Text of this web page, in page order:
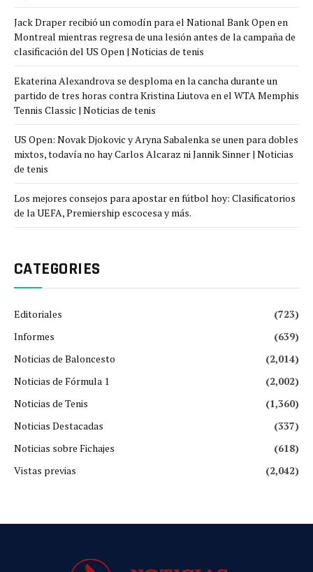
Jack Draper recibió un comodín para el National Bank Open en
Montreal mientras regresa de una lesión antes de la campaña de
clasificación del US Open | Noticias de tenis
Ekaterina Alexandrova se desploma en la cancha durante un
partido de tres horas contra Kristina Liutova en el WTA Memphis
Tennis Classic | Noticias de tenis
US Open: Novak Djokovic y Aryna Sabalenka se unen para dobles
mixtos, todavía no hay Carlos Alcaraz ni Jannik Sinner | Noticias
de tenis
Los mejores consejos para apostar en fútbol hoy: Clasificatorios
de la UEFA, Premiership escocesa y más.
CATEGORIES
Editoriales
(723)
Informes
(639)
Noticias de Baloncesto
(2,014)
Noticias de Fórmula 1
(2,002)
Noticias de Tenis
(1,360)
Noticias Destacadas
(337)
Noticias sobre Fichajes
(618)
Vistas previas
(2,042)